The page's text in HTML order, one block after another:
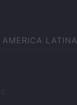
AMERICA LATINA